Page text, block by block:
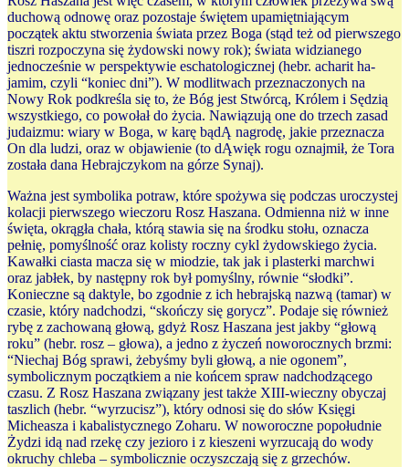
duchową odnowę oraz pozostaje świętem upamiętniającym
początek aktu stworzenia świata przez Boga (stąd też od pierwszego
tiszri rozpoczyna się żydowski nowy rok); świata widzianego
jednocześnie w perspektywie eschatologicznej (hebr. acharit ha-
jamim, czyli “koniec dni”). W modlitwach przeznaczonych na
Nowy Rok podkreśla się to, że Bóg jest Stwórcą, Królem i Sędzią
wszystkiego, co powołał do życia. Nawiązują one do trzech zasad
judaizmu: wiary w Boga, w karę bądĄ nagrodę, jakie przeznacza
On dla ludzi, oraz w objawienie (to dĄwięk rogu oznajmił, że Tora
została dana Hebrajczykom na górze Synaj).
Ważna jest symbolika potraw, które spożywa się podczas uroczystej
kolacji pierwszego wieczoru Rosz Haszana. Odmienna niż w inne
święta, okrągła chała, którą stawia się na środku stołu, oznacza
pełnię, pomyślność oraz kolisty roczny cykl żydowskiego życia.
Kawałki ciasta macza się w miodzie, tak jak i plasterki marchwi
oraz jabłek, by następny rok był pomyślny, równie “słodki”.
Konieczne są daktyle, bo zgodnie z ich hebrajską nazwą (tamar) w
czasie, który nadchodzi, “skończy się gorycz”. Podaje się również
rybę z zachowaną głową, gdyż Rosz Haszana jest jakby “głową
roku” (hebr. rosz – głowa), a jedno z życzeń noworocznych brzmi:
“Niechaj Bóg sprawi, żebyśmy byli głową, a nie ogonem”,
symbolicznym początkiem a nie końcem spraw nadchodzącego
czasu. Z Rosz Haszana związany jest także XIII-wieczny obyczaj
taszlich (hebr. “wyrzucisz”), który odnosi się do słów Księgi
Micheasza i kabalistycznego Zoharu. W noworoczne popołudnie
Żydzi idą nad rzekę czy jezioro i z kieszeni wyrzucają do wody
okruchy chleba – symbolicznie oczyszczają się z grzechów.